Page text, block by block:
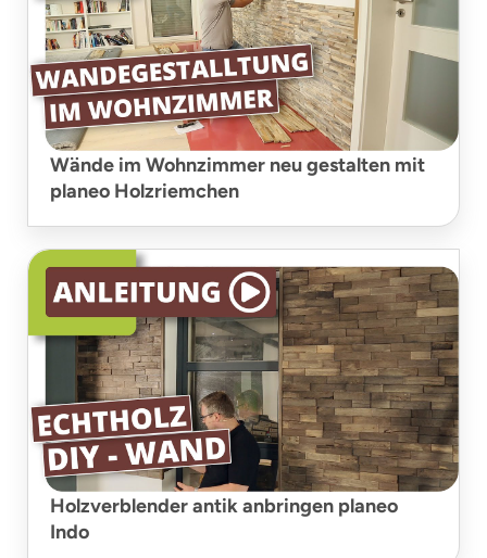
Wände im Wohnzimmer neu gestalten mit
planeo Holzriemchen
Holzverblender antik anbringen planeo
Indo